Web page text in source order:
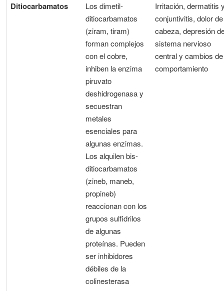
Ditiocarbamatos
Los dimetil-
ditiocarbamatos
(ziram, tiram)
forman complejos
con el cobre,
inhiben la enzima
piruvato
deshidrogenasa y
secuestran
metales
esenciales para
algunas enzimas.
Los alquilen bis-
ditiocarbamatos
(zineb, maneb,
propineb)
reaccionan con los
grupos sulfidrilos
de algunas
proteínas. Pueden
ser inhibidores
débiles de la
colinesterasa
Irritación, dermatitis
conjuntivitis, dolor de
cabeza, depresión
sistema nervioso
central y cambios de
comportamiento